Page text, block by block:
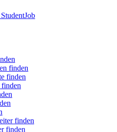
finden
finden
finden
finden